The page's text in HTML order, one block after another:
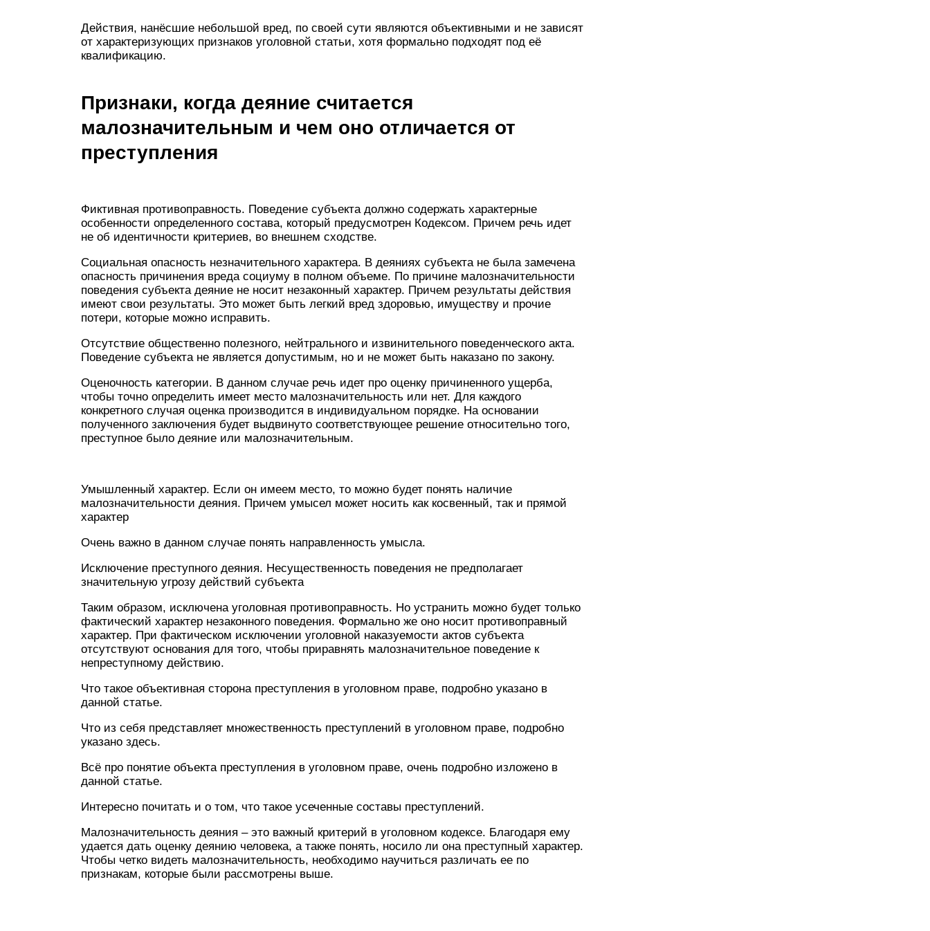
Действия, нанёсшие небольшой вред, по своей сути являются объективными и не зависят
от характеризующих признаков уголовной статьи, хотя формально подходят под её
квалификацию.
Признаки, когда деяние считается
малозначительным и чем оно отличается от
преступления
Фиктивная противоправность. Поведение субъекта должно содержать характерные
особенности определенного состава, который предусмотрен Кодексом. Причем речь идет
не об идентичности критериев, во внешнем сходстве.
Социальная опасность незначительного характера. В деяниях субъекта не была замечена
опасность причинения вреда социуму в полном объеме. По причине малозначительности
поведения субъекта деяние не носит незаконный характер. Причем результаты действия
имеют свои результаты. Это может быть легкий вред здоровью, имуществу и прочие
потери, которые можно исправить.
Отсутствие общественно полезного, нейтрального и извинительного поведенческого акта.
Поведение субъекта не является допустимым, но и не может быть наказано по закону.
Оценочность категории. В данном случае речь идет про оценку причиненного ущерба,
чтобы точно определить имеет место малозначительность или нет. Для каждого
конкретного случая оценка производится в индивидуальном порядке. На основании
полученного заключения будет выдвинуто соответствующее решение относительно того,
преступное было деяние или малозначительным.
Умышленный характер. Если он имеем место, то можно будет понять наличие
малозначительности деяния. Причем умысел может носить как косвенный, так и прямой
характер
Очень важно в данном случае понять направленность умысла.
Исключение преступного деяния. Несущественность поведения не предполагает
значительную угрозу действий субъекта
Таким образом, исключена уголовная противоправность. Но устранить можно будет только
фактический характер незаконного поведения. Формально же оно носит противоправный
характер. При фактическом исключении уголовной наказуемости актов субъекта
отсутствуют основания для того, чтобы приравнять малозначительное поведение к
непреступному действию.
Что такое объективная сторона преступления в уголовном праве, подробно указано в
данной статье.
Что из себя представляет множественность преступлений в уголовном праве, подробно
указано здесь.
Всё про понятие объекта преступления в уголовном праве, очень подробно изложено в
данной статье.
Интересно почитать и о том, что такое усеченные составы преступлений.
Малозначительность деяния – это важный критерий в уголовном кодексе. Благодаря ему
удается дать оценку деянию человека, а также понять, носило ли она преступный характер.
Чтобы четко видеть малозначительность, необходимо научиться различать ее по
признакам, которые были рассмотрены выше.